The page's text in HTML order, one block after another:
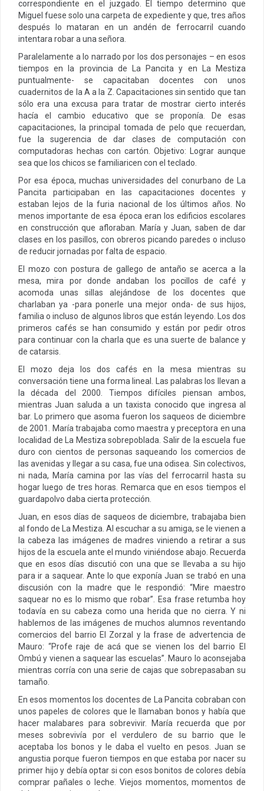
correspondiente en el juzgado. El tiempo determino que
Miguel fuese solo una carpeta de expediente y que, tres años
después lo mataran en un andén de ferrocarril cuando
intentara robar a una señora.
Paralelamente a lo narrado por los dos personajes – en esos
tiempos en la provincia de La Pancita y en La Mestiza
puntualmente- se capacitaban docentes con unos
cuadernitos de la A a la Z. Capacitaciones sin sentido que tan
sólo era una excusa para tratar de mostrar cierto interés
hacía el cambio educativo que se proponía. De esas
capacitaciones, la principal tomada de pelo que recuerdan,
fue la sugerencia de dar clases de computación con
computadoras hechas con cartón. Objetivo: Lograr aunque
sea que los chicos se familiaricen con el teclado.
Por esa época, muchas universidades del conurbano de La
Pancita participaban en las capacitaciones docentes y
estaban lejos de la furia nacional de los últimos años. No
menos importante de esa época eran los edificios escolares
en construcción que afloraban. María y Juan, saben de dar
clases en los pasillos, con obreros picando paredes o incluso
de reducir jornadas por falta de espacio.
El mozo con postura de gallego de antaño se acerca a la
mesa, mira por donde andaban los pocillos de café y
acomoda unas sillas alejándose de los docentes que
charlaban ya -para ponerle una mejor onda- de sus hijos,
familia o incluso de algunos libros que están leyendo. Los dos
primeros cafés se han consumido y están por pedir otros
para continuar con la charla que es una suerte de balance y
de catarsis.
El mozo deja los dos cafés en la mesa mientras su
conversación tiene una forma lineal. Las palabras los llevan a
la década del 2000. Tiempos difíciles piensan ambos,
mientras Juan saluda a un taxista conocido que ingresa al
bar. Lo primero que asoma fueron los saqueos de diciembre
de 2001. María trabajaba como maestra y preceptora en una
localidad de La Mestiza sobrepoblada. Salir de la escuela fue
duro con cientos de personas saqueando los comercios de
las avenidas y llegar a su casa, fue una odisea. Sin colectivos,
ni nada, María camina por las vías del ferrocarril hasta su
hogar luego de tres horas. Remarca que en esos tiempos el
guardapolvo daba cierta protección.
Juan, en esos días de saqueos de diciembre, trabajaba bien
al fondo de La Mestiza. Al escuchar a su amiga, se le vienen a
la cabeza las imágenes de madres viniendo a retirar a sus
hijos de la escuela ante el mundo viniéndose abajo. Recuerda
que en esos días discutió con una que se llevaba a su hijo
para ir a saquear. Ante lo que exponía Juan se trabó en una
discusión con la madre que le respondió: “Mire maestro
saquear no es lo mismo que robar”. Esa frase retumba hoy
todavía en su cabeza como una herida que no cierra. Y ni
hablemos de las imágenes de muchos alumnos reventando
comercios del barrio El Zorzal y la frase de advertencia de
Mauro: “Profe raje de acá que se vienen los del barrio El
Ombú y vienen a saquear las escuelas”. Mauro lo aconsejaba
mientras corría con una serie de cajas que sobrepasaban su
tamaño.
En esos momentos los docentes de La Pancita cobraban con
unos papeles de colores que le llamaban bonos y había que
hacer malabares para sobrevivir. María recuerda que por
meses sobrevivía por el verdulero de su barrio que le
aceptaba los bonos y le daba el vuelto en pesos. Juan se
angustia porque fueron tiempos en que estaba por nacer su
primer hijo y debía optar si con esos bonitos de colores debía
comprar pañales o leche. Viejos momentos, momentos de